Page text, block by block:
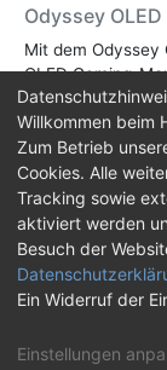
Odyssey OLED
Mit dem Odyssey
OLED Gaming-
WQHD-Auflösung
Herz und Nieren
Feed
©
Willkommen beim
Zum Betrieb
Cookies. Alle
Tracking sowie
aktiviert werden
Besuch der
Ein Widerruf der
Einstellungen